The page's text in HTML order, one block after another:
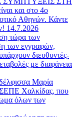
και στο 4ο
Αθηνών. Κάντε
14.7.2026
τώρα των
των εγγραφών,
διευθυντές-
με διαφάνεια
Μαρία
Χαλκίδας, που
όλων των